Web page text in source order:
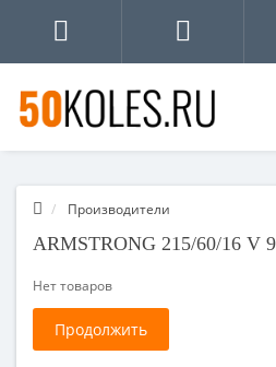
Производители
ARMSTRONG 215/60/16 V
Нет товаров
Продолжить